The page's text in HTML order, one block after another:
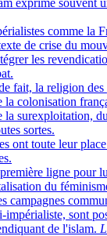
exprime souvent
comme la
de crise du
les
fait, la religion
la colonisation
la surexploitation,
sortes.
ont toute leur
ligne pour
du
campagnes
impérialiste, sont
de l'islam.